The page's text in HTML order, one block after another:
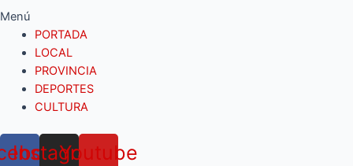
Menú
PORTADA
LOCAL
PROVINCIA
DEPORTES
CULTURA
Instagram
Youtube